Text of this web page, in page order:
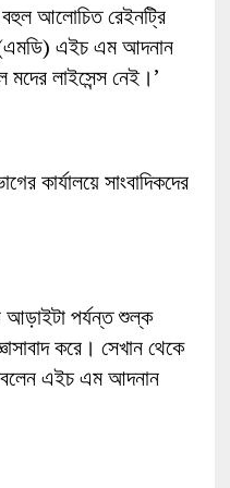
বহুল আলোচিত রেইনট্রি
(এমডি) এইচ এম আদনান
মদের লাইসেন্স নেই।’
কার্যালয়ে সাংবাদিকদের
পর্যন্ত শুল্ক
করে। সেখান থেকে
বলেন এইচ এম আদনান